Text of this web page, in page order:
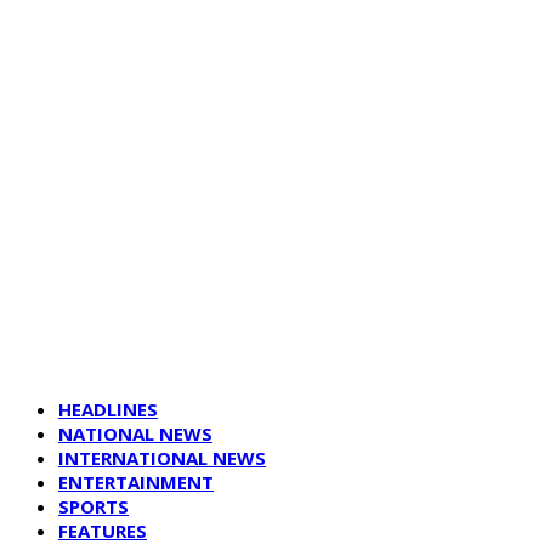
HEADLINES
NATIONAL NEWS
INTERNATIONAL NEWS
ENTERTAINMENT
SPORTS
FEATURES